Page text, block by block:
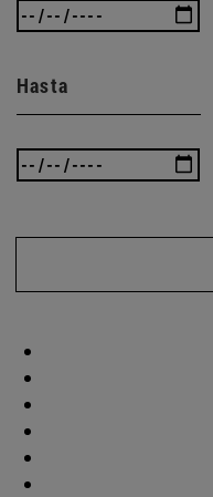
Hasta